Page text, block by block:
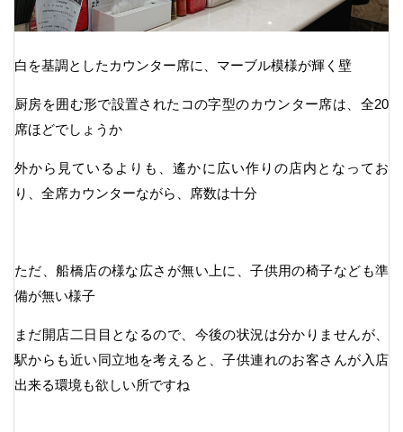
白を基調としたカウンター席に、マーブル模様が輝く壁
厨房を囲む形で設置されたコの字型のカウンター席は、全20
席ほどでしょうか
外から見ているよりも、遙かに広い作りの店内となってお
り、全席カウンターながら、席数は十分
ただ、船橋店の様な広さが無い上に、子供用の椅子なども準
備が無い様子
まだ開店二日目となるので、今後の状況は分かりませんが、
駅からも近い同立地を考えると、子供連れのお客さんが入店
出来る環境も欲しい所ですね